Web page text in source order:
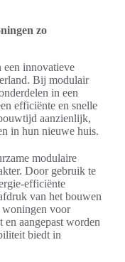
zo
innovatieve
Bij modulair
in een
efficiënte en snelle
aanzienlijk,
in hun nieuwe huis.
modulaire
Door gebruik te
efficiënte
van het bouwen
woningen voor
aangepast worden
biedt in